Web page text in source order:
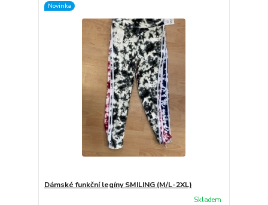
Novinka
Dámské funkční legíny SMILING (M/L-2XL)
Skladem